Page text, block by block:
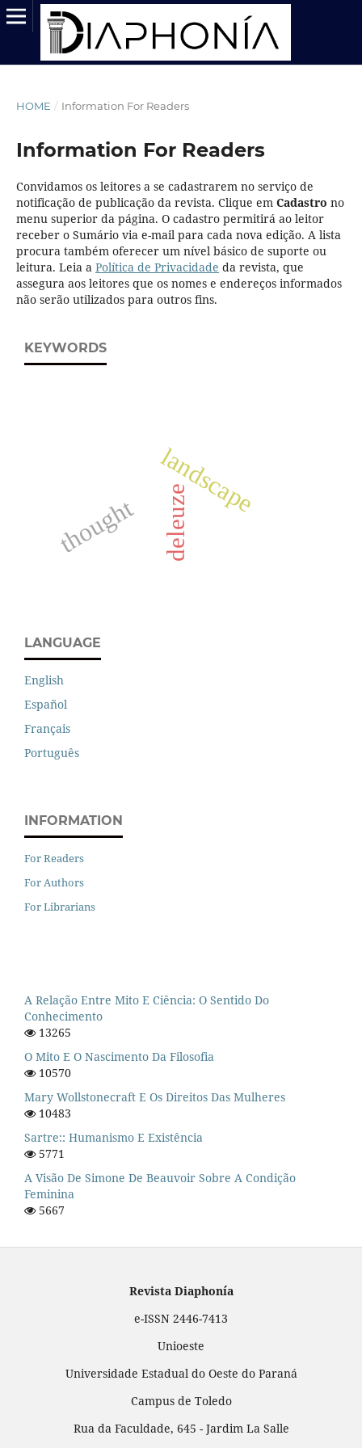
HOME / Information For Readers
Information For Readers
Convidamos os leitores a se cadastrarem no serviço de
notificação de publicação da revista. Clique em Cadastro no
menu superior da página. O cadastro permitirá ao leitor
receber o Sumário via e-mail para cada nova edição. A lista
procura também oferecer um nível básico de suporte ou
leitura. Leia a Política de Privacidade da revista, que
assegura aos leitores que os nomes e endereços informados
não serão utilizados para outros fins.
KEYWORDS
deleuze
landscape
thought
LANGUAGE
English
Español
Français
Português
INFORMATION
For Readers
For Authors
For Librarians
A Relação Entre Mito E Ciência: O Sentido Do
Conhecimento
13265
O Mito E O Nascimento Da Filosofia
10570
Mary Wollstonecraft E Os Direitos Das Mulheres
10483
Sartre:: Humanismo E Existência
5771
A Visão De Simone De Beauvoir Sobre A Condição
Feminina
5667
Revista Diaphonía
e-ISSN 2446-7413
Unioeste
Universidade Estadual do Oeste do Paraná
Campus de Toledo
Rua da Faculdade, 645 - Jardim La Salle